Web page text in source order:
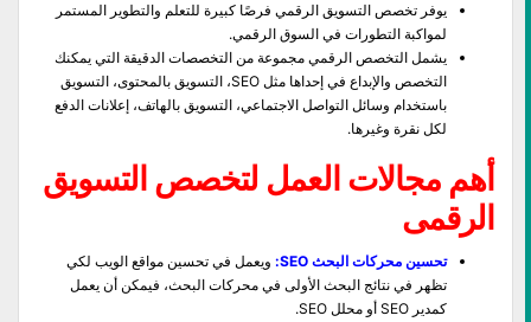
يوفر تخصص التسويق الرقمي فرصًا كبيرة للتعلم والتطوير المستمر
لمواكبة التطورات في السوق الرقمي.
يشمل التخصص الرقمي مجموعة من التخصصات الدقيقة التي يمكنك
التخصص والإبداع في إحداها مثل SEO، التسويق بالمحتوى، التسويق
باستخدام وسائل التواصل الاجتماعي، التسويق بالهاتف، إعلانات الدفع
لكل نقرة وغيرها.
أهم مجالات العمل لتخصص التسويق
الرقمى
تحسين محركات البحث SEO:
ويعمل في تحسين مواقع الويب لكي
تظهر في نتائج البحث الأولى في محركات البحث، فيمكن أن يعمل
كمدير SEO أو محلل SEO.